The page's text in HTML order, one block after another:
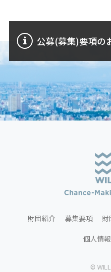
公募(募集)要項の
財団紹介 募集要項 財
個人情
©